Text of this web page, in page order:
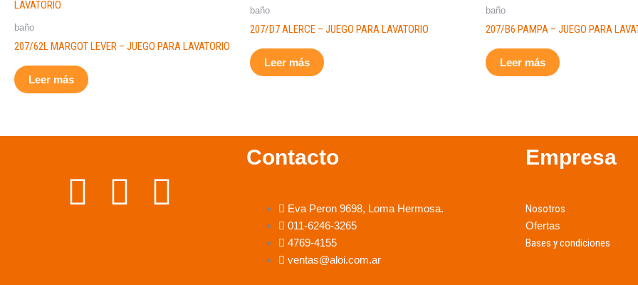
baño
207/62L MARGOT LEVER – JUEGO PARA LAVATORIO
Leer más
baño
207/D7 ALERCE – JUEGO PARA LAVATORIO
Leer más
baño
207/B6 PAMPA – JUEGO PARA
Leer más
F
I
W
Contacto
Eva Peron 9698, Loma Hermosa.
011-6246-3265
4769-4155
ventas@aloi.com.ar
Empresa
Nosotros
Ofertas
Bases y condiciones